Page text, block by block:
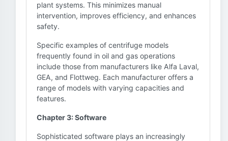
plant systems. This minimizes manual
intervention, improves efficiency, and enhances
safety.
Specific examples of centrifuge models
frequently found in oil and gas operations
include those from manufacturers like Alfa Laval,
GEA, and Flottweg. Each manufacturer offers a
range of models with varying capacities and
features.
Chapter 3: Software
Sophisticated software plays an increasingly